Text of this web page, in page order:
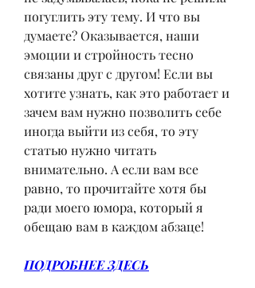
погуглить эту тему. И что вы
думаете? Оказывается, наши
эмоции и стройность тесно
связаны друг с другом! Если вы
хотите узнать, как это работает и
зачем вам нужно позволить себе
иногда выйти из себя, то эту
статью нужно читать
внимательно. А если вам все
равно, то прочитайте хотя бы
ради моего юмора, который я
обещаю вам в каждом абзаце!
ПОДРОБНЕЕ ЗДЕСЬ